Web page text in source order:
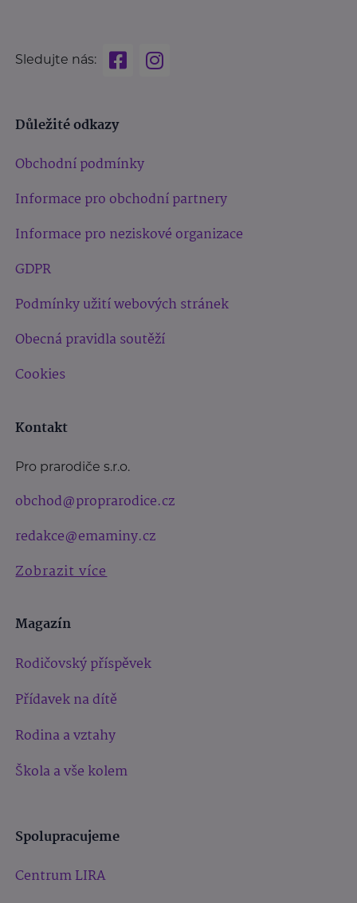
Sledujte nás:
Důležité odkazy
Obchodní podmínky
Informace pro obchodní partnery
Informace pro neziskové organizace
GDPR
Podmínky užití webových stránek
Obecná pravidla soutěží
Cookies
Kontakt
Pro prarodiče s.r.o.
obchod@proprarodice.cz
redakce@emaminy.cz
Zobrazit více
Magazín
Rodičovský příspěvek
Přídavek na dítě
Rodina a vztahy
Škola a vše kolem
Spolupracujeme
Centrum LIRA